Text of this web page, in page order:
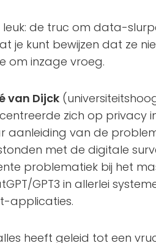
leuk: de truc om data-
je kunt bewijzen dat ze
om inzage vroeg.
van Dijck
zich op privacy
aanleiding van de
met de digitale
problematiek bij het
GPT3 in allerlei
applicaties.
heeft geleid tot een